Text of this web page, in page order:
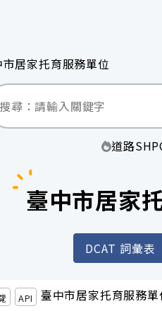
臺
居家托育服務單位
道路SHP
臺中市居家
DCAT 詞彙表
API 臺中市居家托育服務單